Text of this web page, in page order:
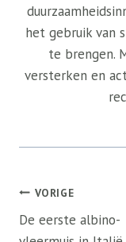
het gebruik van
te brengen.
versterken en
Bericht
navigatie
VORIGE
De eerste albino-